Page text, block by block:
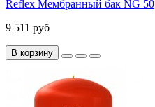
Reflex Мембранный бак NG 50
9 511 руб
В корзину